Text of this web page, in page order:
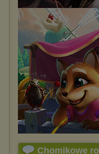
Chomikowe